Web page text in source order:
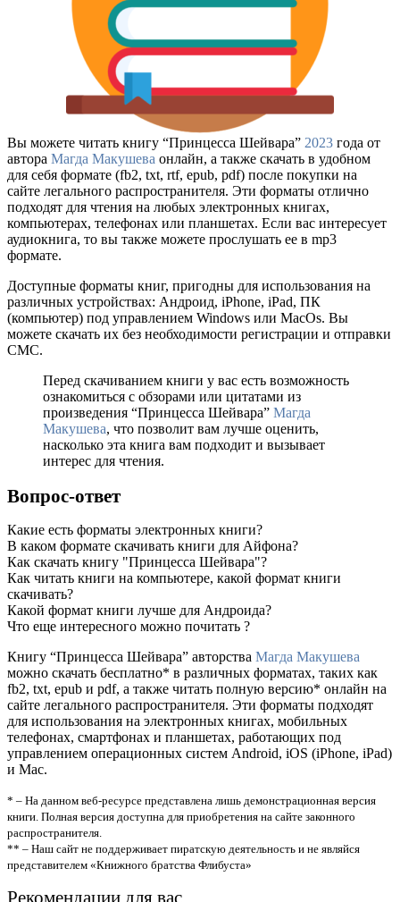
Вы можете читать книгу “Принцесса Шейвара” 2023 года от
автора Магда Макушева онлайн, а также скачать в удобном
для себя формате (fb2, txt, rtf, epub, pdf) после покупки на
сайте легального распространителя. Эти форматы отлично
подходят для чтения на любых электронных книгах,
компьютерах, телефонах или планшетах. Если вас интересует
аудиокнига, то вы также можете прослушать ее в mp3
формате.
Доступные форматы книг, пригодны для использования на
различных устройствах: Андроид, iPhone, iPad, ПК
(компьютер) под управлением Windows или MacOs. Вы
можете скачать их без необходимости регистрации и отправки
СМС.
Перед скачиванием книги у вас есть возможность
ознакомиться с обзорами или цитатами из
произведения “Принцесса Шейвара” Магда
Макушева, что позволит вам лучше оценить,
насколько эта книга вам подходит и вызывает
интерес для чтения.
Вопрос-ответ
Какие есть форматы электронных книги?
В каком формате скачивать книги для Айфона?
Как скачать книгу "Принцесса Шейвара"?
Как читать книги на компьютере, какой формат книги
скачивать?
Какой формат книги лучше для Андроида?
Что еще интересного можно почитать ?
Книгу “Принцесса Шейвара” авторства Магда Макушева
можно скачать бесплатно* в различных форматах, таких как
fb2, txt, epub и pdf, а также читать полную версию* онлайн на
сайте легального распространителя. Эти форматы подходят
для использования на электронных книгах, мобильных
телефонах, смартфонах и планшетах, работающих под
управлением операционных систем Android, iOS (iPhone, iPad)
и Mac.
* – На данном веб-ресурсе представлена лишь демонстрационная версия
книги. Полная версия доступна для приобретения на сайте законного
распространителя.
** – Наш сайт не поддерживает пиратскую деятельность и не являйся
представителем «Книжного братства Флибуста»
Рекомендации для вас